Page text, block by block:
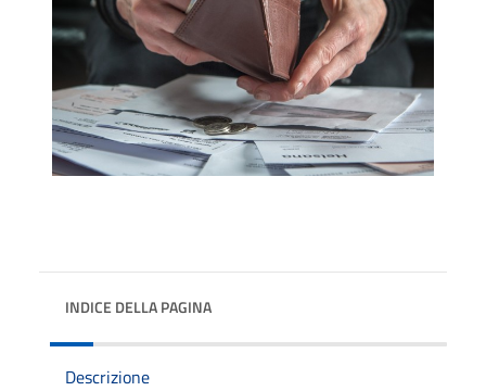
INDICE DELLA PAGINA
Descrizione